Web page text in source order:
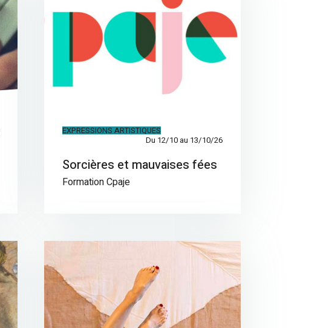
EXPRESSIONS ARTISTIQUES
Du 12/10 au 13/10/26
Sorcières et mauvaises fées
Formation Cpaje